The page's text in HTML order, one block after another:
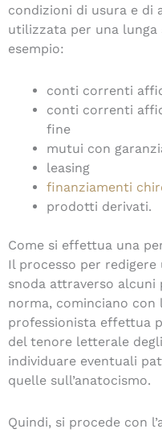
condizioni di usura e di
utilizzata per una lunga
esempio:
conti correnti
conti correnti
fine
mutui con
leasing
finanziamenti
prodotti derivati.
Come si effettua una
Il processo per
snoda attraverso alcuni
norma, cominciano con
professionista effettua
del tenore letterale
individuare eventuali
quelle sull’anatocismo.
Quindi, si procede con